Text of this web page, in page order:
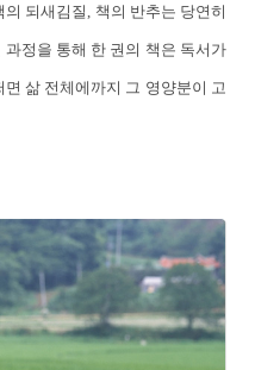
되새김질, 책의 반추는 당연히
정을 통해 한 권의 책은 독서가
삶 전체에까지 그 영양분이 고